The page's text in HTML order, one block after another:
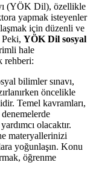
(YÖK Dil), özellikle
yapmak isteyenler
için düzenli ve
Peki, YÖK Dil sosyal
hale
rehberi:
bilimler sınavı,
öncelikle
Temel kavramları,
olacaktır.
materyallerinizi
yoğunlaşın. Konu
öğrenme